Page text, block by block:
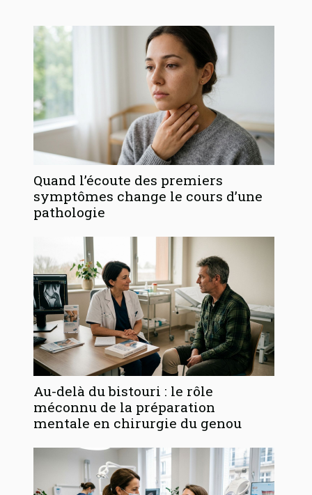
Quand l’écoute des premiers
symptômes change le cours d’une
pathologie
Au-delà du bistouri : le rôle
méconnu de la préparation
mentale en chirurgie du genou